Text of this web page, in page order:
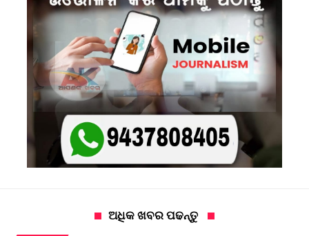
ଅଧିକ ଖବର ପଢନ୍ତୁ